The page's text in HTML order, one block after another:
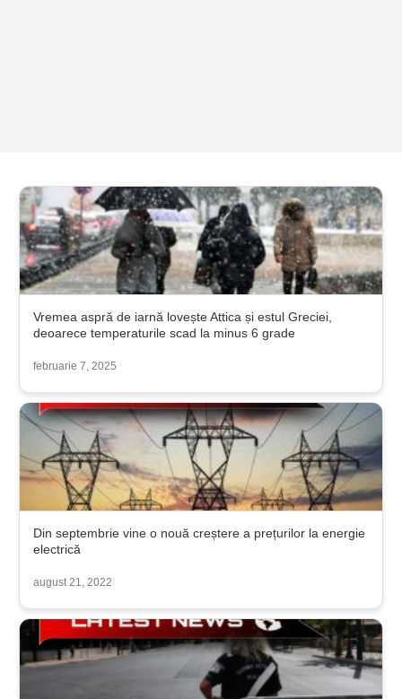
Vremea aspră de iarnă lovește Attica și estul Greciei,
deoarece temperaturile scad la minus 6 grade
februarie 7, 2025
Din septembrie vine o nouă creștere a prețurilor la energie
electrică
august 21, 2022